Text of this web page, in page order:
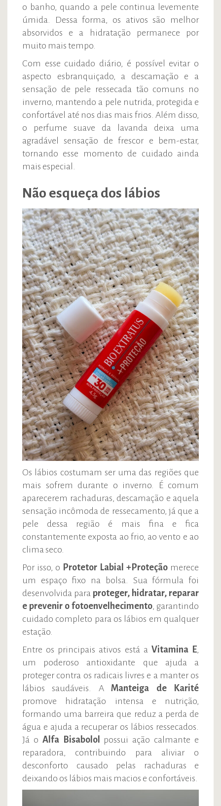
o banho, quando a pele continua levemente
úmida. Dessa forma, os ativos são melhor
absorvidos e a hidratação permanece por
muito mais tempo.
Com esse cuidado diário, é possível evitar o
aspecto esbranquiçado, a descamação e a
sensação de pele ressecada tão comuns no
inverno, mantendo a pele nutrida, protegida e
confortável até nos dias mais frios. Além disso,
o perfume suave da lavanda deixa uma
agradável sensação de frescor e bem-estar,
tornando esse momento de cuidado ainda
mais especial.
Não esqueça dos lábios
Os lábios costumam ser uma das regiões que
mais sofrem durante o inverno. É comum
aparecerem rachaduras, descamação e aquela
sensação incômoda de ressecamento, já que a
pele dessa região é mais fina e fica
constantemente exposta ao frio, ao vento e ao
clima seco.
Por isso, o Protetor Labial +Proteção merece
um espaço fixo na bolsa. Sua fórmula foi
desenvolvida para proteger, hidratar, reparar
e prevenir o fotoenvelhecimento , garantindo
cuidado completo para os lábios em qualquer
estação.
Entre os principais ativos está a Vitamina E
um poderoso antioxidante que ajuda a
proteger contra os radicais livres e a manter os
lábios saudáveis. AManteiga de Karité
promove hidratação intensa e nutrição,
formando uma barreira que reduz a perda de
água e ajuda a recuperar os lábios ressecados.
Já o Alfa Bisabolol
possui ação calmante e
reparadora, contribuindo para aliviar o
desconforto causado pelas rachaduras e
deixando os lábios mais macios e confortáveis.